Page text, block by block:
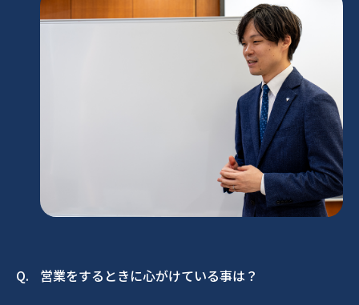
営業をするときに心がけている事は？